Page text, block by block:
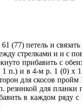
(77) петель и
стрелками и и с
прибавить с
п.) и в 4-м р. 1 (0) х 1
для скосов
резинкой для
в каждом ряду